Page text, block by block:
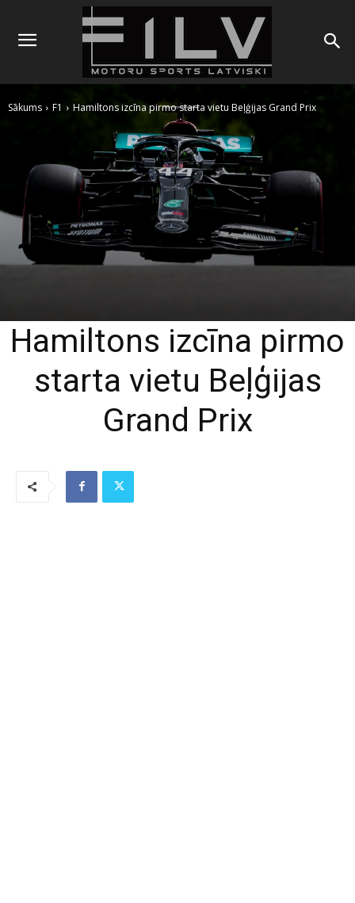
Sākums F1 Hamiltons izcīna pirmo starta vietu Beļģijas Grand Prix
Hamiltons izcīna pirmo
starta vietu Beļģijas
Grand Prix